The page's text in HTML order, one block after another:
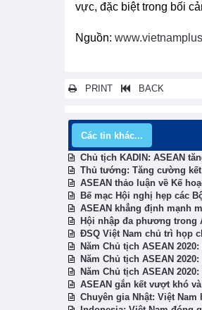
vực, đặc biệt trong bối
Nguồn:
PRINT BACK
Các tin khác...
Chủ tịch KADIN: ASEAN
Thủ tướng: Tăng cường
ASEAN thảo luận về Kế
Bế mạc Hội nghị hẹp các
ASEAN khẳng định mạnh
Hội nhập đa phương trong
ĐSQ Việt Nam chủ trì họp
Năm Chủ tịch ASEAN
Năm Chủ tịch ASEAN
Năm Chủ tịch ASEAN
ASEAN gắn kết vượt khó
Chuyên gia Nhật: Việt